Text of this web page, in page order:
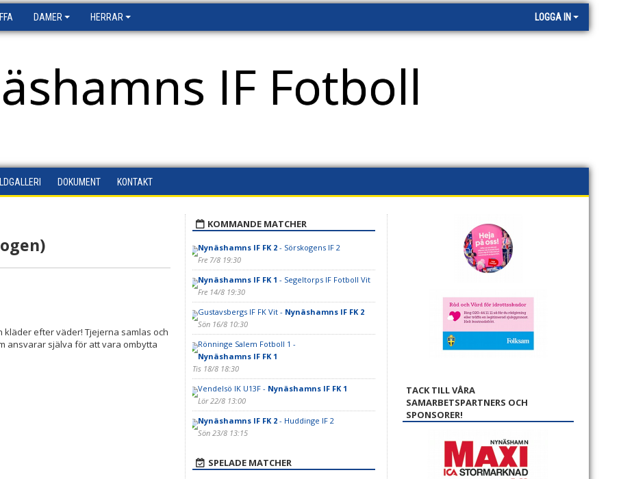
FFA DAMER HERRAR LOGGA IN
IF Fotboll
DOKUMENT KONTAKT
efter väder! Tjejerna samlas och
ansvarar själva för att vara ombytta
KOMMANDE MATCHER
Nynäshamns IF FK 2- Sörskogens IF 2
Fre 7/8 19:30
Nynäshamns IF FK 1 - Segeltorps IF Fotboll Vit
Fre 14/8 19:30
Gustavsbergs IF FK Vit - Nynäshamns IF FK 2
Sön 16/8 10:30
Rönninge Salem Fotboll 1 -
Nynäshamns IF FK 1
Tis 18/8 18:30
Vendelsö IK U13F - Nynäshamns IF FK 1
Lör 22/8 13:00
Nynäshamns IF FK 2- Huddinge IF 2
Sön 23/8 13:15
SPELADE MATCHER
TACK TILL VÅRA
SAMARBETSPARTNERS OCH
SPONSORER!